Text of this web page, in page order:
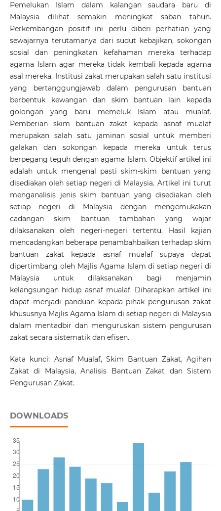
Pemelukan Islam dalam kalangan saudara baru di
Malaysia dilihat semakin meningkat saban tahun.
Perkembangan positif ini perlu diberi perhatian yang
sewajarnya terutamanya dari sudut kebajikan, sokongan
sosial dan peningkatan kefahaman mereka terhadap
agama Islam agar mereka tidak kembali kepada agama
asal mereka. Institusi zakat merupakan salah satu institusi
yang bertanggungjawab dalam pengurusan bantuan
berbentuk kewangan dan skim bantuan lain kepada
golongan yang baru memeluk Islam atau mualaf.
Pemberian skim bantuan zakat kepada asnaf mualaf
merupakan salah satu jaminan sosial untuk memberi
galakan dan sokongan kepada mereka untuk terus
berpegang teguh dengan agama Islam. Objektif artikel ini
adalah untuk mengenal pasti skim-skim bantuan yang
disediakan oleh setiap negeri di Malaysia. Artikel ini turut
menganalisis jenis skim bantuan yang disediakan oleh
setiap negeri di Malaysia dengan mengemukakan
cadangan skim bantuan tambahan yang wajar
dilaksanakan oleh negeri-negeri tertentu. Hasil kajian
mencadangkan beberapa penambahbaikan terhadap skim
bantuan zakat kepada asnaf mualaf supaya dapat
dipertimbang oleh Majlis Agama Islam di setiap negeri di
Malaysia untuk dilaksanakan bagi menjamin
kelangsungan hidup asnaf mualaf. Diharapkan artikel ini
dapat menjadi panduan kepada pihak pengurusan zakat
khususnya Majlis Agama Islam di setiap negeri di Malaysia
dalam mentadbir dan menguruskan sistem pengurusan
zakat secara sistematik dan efisen.
Kata kunci: Asnaf Mualaf, Skim Bantuan Zakat, Agihan
Zakat di Malaysia, Analisis Bantuan Zakat dan Sistem
Pengurusan Zakat.
DOWNLOADS